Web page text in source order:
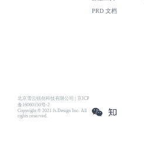
北京雪云锐创科技有限公司 | 京ICP
备16060150号-2
Copyright © 2021 Js.Design Inc. All
rights reserved.
PRD 文档